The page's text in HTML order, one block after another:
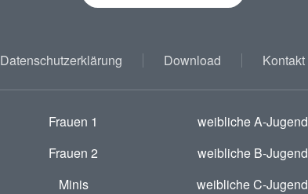
Datenschutzerklärung Download Kontakt
Frauen 1
Frauen 2
Minis
weibliche A-Jugend
weibliche B-Jugend
weibliche C-Jugend